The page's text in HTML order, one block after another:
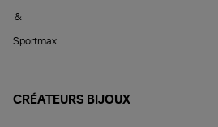
&
Sportmax
CRÉATEURS BIJOUX